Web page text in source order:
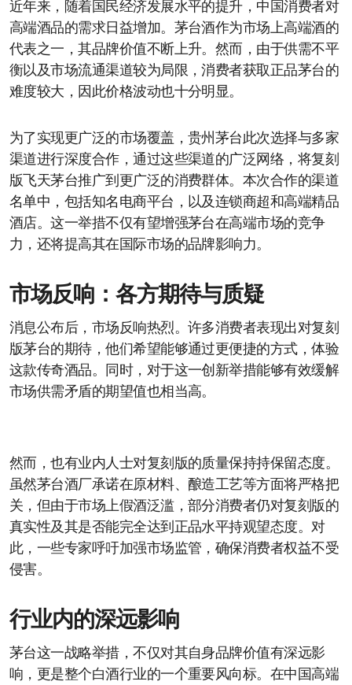
近年来，随着国民经济发展水平的提升，中国消费者对
高端酒品的需求日益增加。茅台酒作为市场上高端酒的
代表之一，其品牌价值不断上升。然而，由于供需不平
衡以及市场流通渠道较为局限，消费者获取正品茅台的
难度较大，因此价格波动也十分明显。
为了实现更广泛的市场覆盖，贵州茅台此次选择与多家
渠道进行深度合作，通过这些渠道的广泛网络，将复刻
版飞天茅台推广到更广泛的消费群体。本次合作的渠道
名单中，包括知名电商平台，以及连锁商超和高端精品
酒店。这一举措不仅有望增强茅台在高端市场的竞争
力，还将提高其在国际市场的品牌影响力。
市场反响：各方期待与质疑
消息公布后，市场反响热烈。许多消费者表现出对复刻
版茅台的期待，他们希望能够通过更便捷的方式，体验
这款传奇酒品。同时，对于这一创新举措能够有效缓解
市场供需矛盾的期望值也相当高。
然而，也有业内人士对复刻版的质量保持持保留态度。
虽然茅台酒厂承诺在原材料、酿造工艺等方面将严格把
关，但由于市场上假酒泛滥，部分消费者仍对复刻版的
真实性及其是否能完全达到正品水平持观望态度。对
此，一些专家呼吁加强市场监管，确保消费者权益不受
侵害。
行业内的深远影响
茅台这一战略举措，不仅对其自身品牌价值有深远影
响，更是整个白酒行业的一个重要风向标。在中国高端